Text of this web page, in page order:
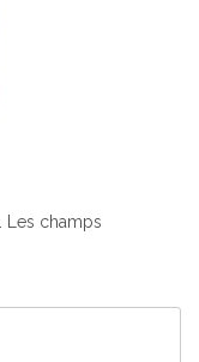
Les champs